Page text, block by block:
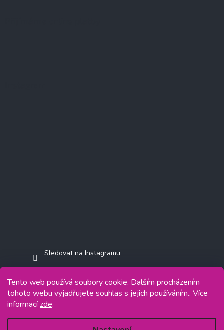
Tento web používá soubory cookie. Dalším procházením
tohoto webu vyjadřujete souhlas s jejich používáním.. Více
informacízde.
Sledovat na Instagramu
Copyright 2026
Grafický návrh vytvořil a na Shoptet implementoval